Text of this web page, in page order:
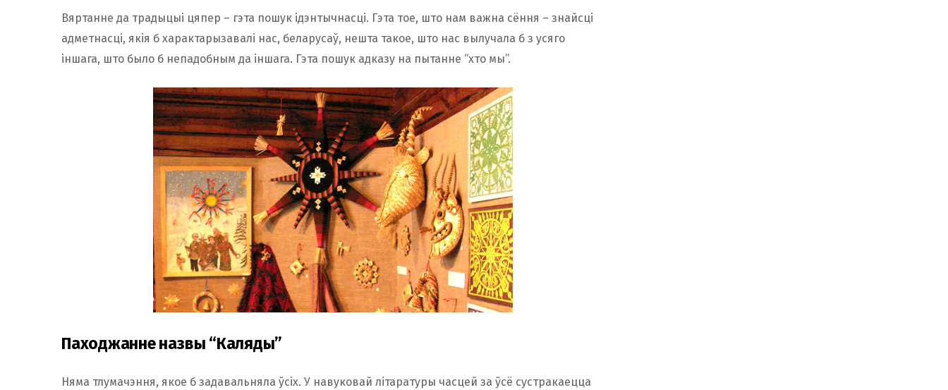
Вяртанне да традыцыі цяпер – гэта пошук ідэнтычнасці. Гэта тое, што нам важна сёння – знайсці
адметнасці, якія б характарызавалі нас, беларусаў, нешта такое, што нас вылучала б з усяго
іншага, што было б непадобным да іншага. Гэта пошук адказу на пытанне “хто мы”.
Паходжанне назвы “Каляды”
Няма тлумачэння, якое б задавальняла ўсіх. У навуковай літаратуры часцей за ўсё сустракаецца